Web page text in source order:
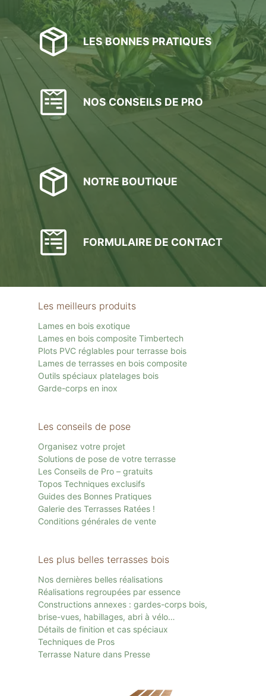
LES BONNES PRATIQUES
NOS CONSEILS DE PRO
NOTRE BOUTIQUE
FORMULAIRE DE CONTACT
Les meilleurs produits
Lames en bois exotique
Lames en bois composite Timbertech
Plots PVC réglables pour terrasse bois
Lames de terrasses en bois composite
Outils spéciaux platelages bois
Garde-corps en inox
Les conseils de pose
Organisez votre projet
Solutions de pose de votre terrasse
Les Conseils de Pro – gratuits
Topos Techniques exclusifs
Guides des Bonnes Pratiques
Galerie des Terrasses Ratées !
Conditions générales de vente
Les plus belles terrasses bois
Nos dernières belles réalisations
Réalisations regroupées par essence
Constructions annexes : gardes-corps bois,
brise-vues, habillages, abri à vélo…
Détails de finition et cas spéciaux
Techniques de Pros
Terrasse Nature dans Presse